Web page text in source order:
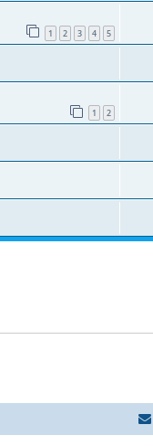
1 2 3 4 5
1 2